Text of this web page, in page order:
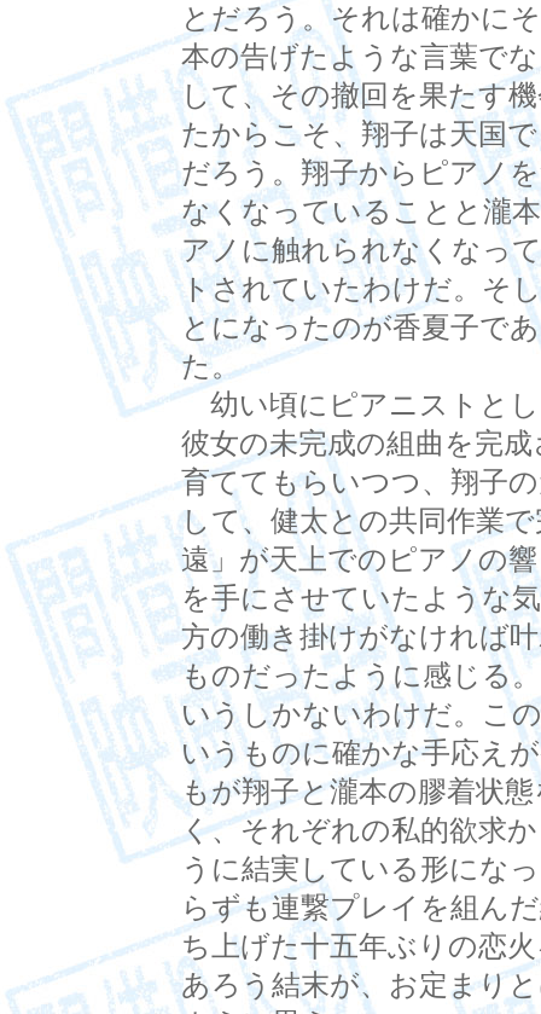
とだろう。それは確かに
本の告げたような言葉で
して、その撤回を果たす
たからこそ、翔子は天国
だろう。翔子からピアノ
なくなっていることと瀧
アノに触れられなくなっ
トされていたわけだ。そ
とになったのが香夏子で
た。
幼い頃にピアニストとし
彼女の未完成の組曲を完
育ててもらいつつ、翔子
して、健太との共同作業
遠」が天上でのピアノの
を手にさせていたような
方の働き掛けがなければ
ものだったように感じる
いうしかないわけだ。こ
いうものに確かな手応え
もが翔子と瀧本の膠着状
く、それぞれの私的欲求
うに結実している形にな
らずも連繋プレイを組ん
ち上げた十五年ぶりの恋
あろう結末が、お定まり